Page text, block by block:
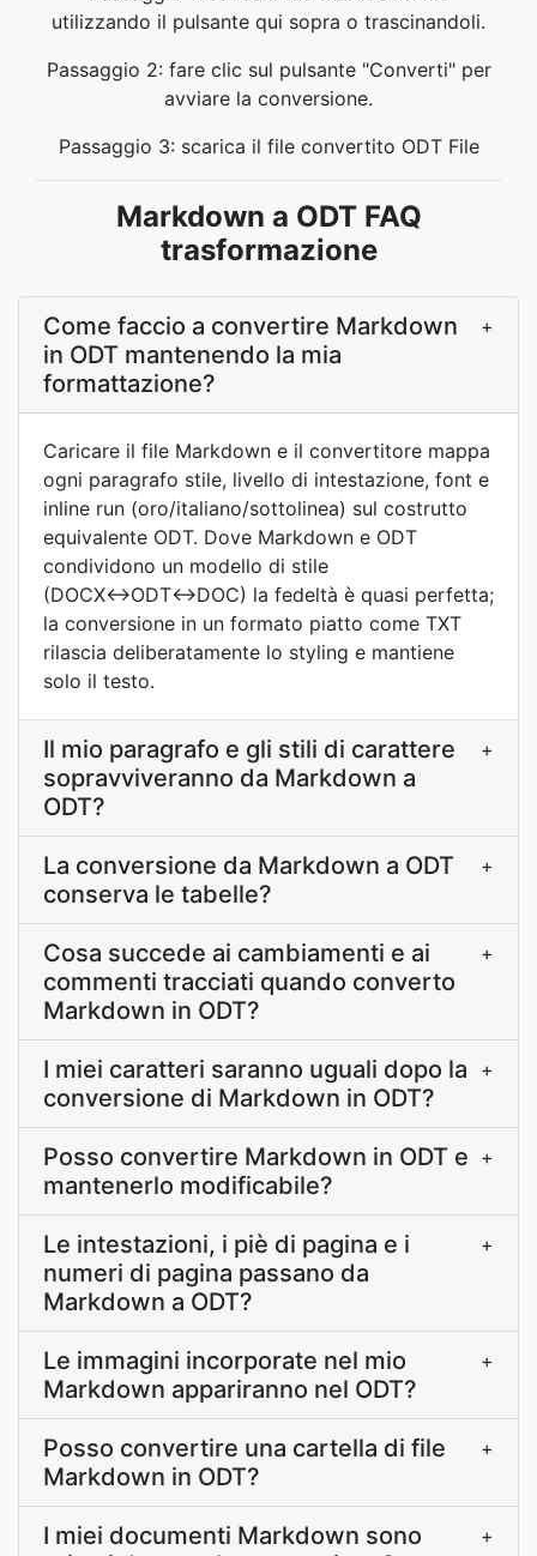
utilizzando il pulsante qui sopra o trascinandoli.
Passaggio 2: fare clic sul pulsante "Converti" per
avviare la conversione.
Passaggio 3: scarica il file convertito ODT File
Markdown a ODT FAQ
trasformazione
Come faccio a convertire Markdown
in ODT mantenendo la mia
formattazione?
+
Caricare il file Markdown e il convertitore mappa
ogni paragrafo stile, livello di intestazione, font e
inline run (oro/italiano/sottolinea) sul costrutto
equivalente ODT. Dove Markdown e ODT
condividono un modello di stile
(DOCX↔ODT↔DOC) la fedeltà è quasi perfetta;
la conversione in un formato piatto come TXT
rilascia deliberatamente lo styling e mantiene
solo il testo.
Il mio paragrafo e gli stili di carattere
sopravviveranno da Markdown a
ODT?
+
La conversione da Markdown a ODT
conserva le tabelle?
+
Cosa succede ai cambiamenti e ai
commenti tracciati quando converto
Markdown in ODT?
+
I miei caratteri saranno uguali dopo la
conversione di Markdown in ODT?
+
Posso convertire Markdown in ODT e
mantenerlo modificabile?
+
Le intestazioni, i piè di pagina e i
numeri di pagina passano da
Markdown a ODT?
+
Le immagini incorporate nel mio
Markdown appariranno nel ODT?
+
Posso convertire una cartella di file
Markdown in ODT?
+
I miei documenti Markdown sono
+